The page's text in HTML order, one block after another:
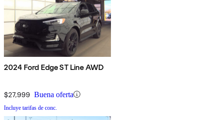
2024 Ford Edge ST Line AWD
$27,999 Buena oferta
Incluye tarifas de conc.